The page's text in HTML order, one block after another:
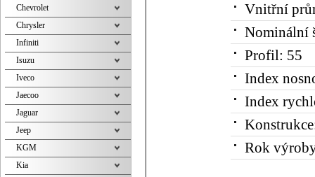
Vnitřní
Nominální
Profil: 55
Index
Index
Rok
Chevrolet
Chrysler
Infiniti
Isuzu
Iveco
Jaecoo
Jaguar
Jeep
KGM
Kia